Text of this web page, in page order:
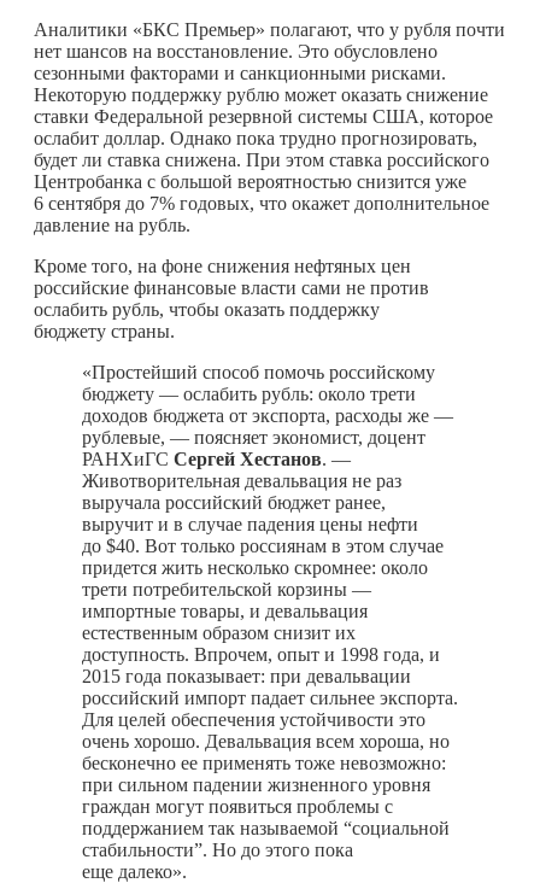
Аналитики «БКС Премьер» полагают, что у рубля почти
нет шансов на восстановление. Это обусловлено
сезонными факторами и санкционными рисками.
Некоторую поддержку рублю может оказать снижение
ставки Федеральной резервной системы США, которое
ослабит доллар. Однако пока трудно прогнозировать,
будет ли ставка снижена. При этом ставка российского
Центробанка с большой вероятностью снизится уже
6 сентября до 7% годовых, что окажет дополнительное
давление на рубль.
Кроме того, на фоне снижения нефтяных цен
российские финансовые власти сами не против
ослабить рубль, чтобы оказать поддержку
бюджету страны.
«Простейший способ помочь российскому
бюджету — ослабить рубль: около трети
доходов бюджета от экспорта, расходы же —
рублевые, — поясняет экономист, доцент
РАНХиГС Сергей Хестанов. —
Животворительная девальвация не раз
выручала российский бюджет ранее,
выручит и в случае падения цены нефти
до $40. Вот только россиянам в этом случае
придется жить несколько скромнее: около
трети потребительской корзины —
импортные товары, и девальвация
естественным образом снизит их
доступность. Впрочем, опыт и 1998 года, и
2015 года показывает: при девальвации
российский импорт падает сильнее экспорта.
Для целей обеспечения устойчивости это
очень хорошо. Девальвация всем хороша, но
бесконечно ее применять тоже невозможно:
при сильном падении жизненного уровня
граждан могут появиться проблемы с
поддержанием так называемой “социальной
стабильности”. Но до этого пока
еще далеко».